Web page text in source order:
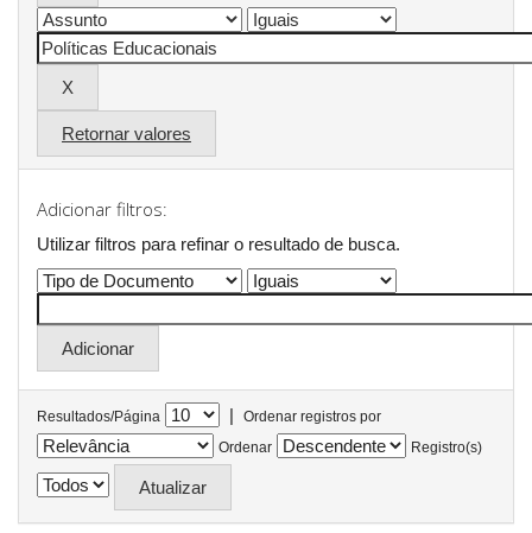
Retornar valores
Adicionar filtros:
Utilizar filtros para refinar o resultado de busca.
Resultados/Página |
Ordenar registros por
Ordenar
Registro(s)